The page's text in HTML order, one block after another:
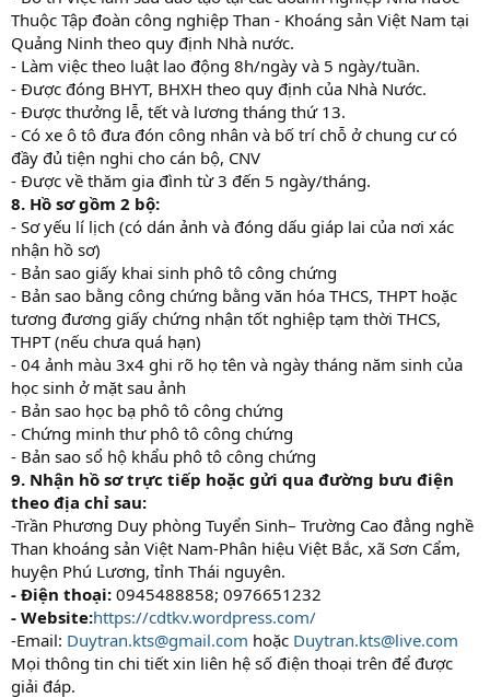
Thuộc Tập đoàn công nghiệp Than - Khoáng sản Việt Nam tại
Quảng Ninh theo quy định Nhà nước.
- Làm việc theo luật lao động 8h/ngày và 5 ngày/tuần.
- Được đóng BHYT, BHXH theo quy định của Nhà Nước.
- Được thưởng lễ, tết và lương tháng thứ 13.
- Có xe ô tô đưa đón công nhân và bố trí chỗ ở chung cư có
đầy đủ tiện nghi cho cán bộ, CNV
- Được về thăm gia đình từ 3 đến 5 ngày/tháng.
8. Hồ sơ gồm 2 bộ:
- Sơ yếu lí lịch (có dán ảnh và đóng dấu giáp lai của nơi xác
nhận hồ sơ)
- Bản sao giấy khai sinh phô tô công chứng
- Bản sao bằng công chứng bằng văn hóa THCS, THPT hoặc
tương đương giấy chứng nhận tốt nghiệp tạm thời THCS,
THPT (nếu chưa quá hạn)
- 04 ảnh màu 3x4 ghi rõ họ tên và ngày tháng năm sinh của
học sinh ở mặt sau ảnh
- Bản sao học bạ phô tô công chứng
- Chứng minh thư phô tô công chứng
- Bản sao sổ hộ khẩu phô tô công chứng
9. Nhận hồ sơ trực tiếp hoặc gửi qua đường bưu điện
theo địa chỉ sau:
-Trần Phương Duy phòng Tuyển Sinh– Trường Cao đẳng nghề
Than khoáng sản Việt Nam-Phân hiệu Việt Bắc, xã Sơn Cẩm,
huyện Phú Lương, tỉnh Thái nguyên.
- Điện thoại: 0945488858; 0976651232
- Website:https://cdtkv.wordpress.com/
-Email: Duytran.kts@gmail.com hoặc Duytran.kts@live.com
Mọi thông tin chi tiết xin liên hệ số điện thoại trên để được
giải đáp.